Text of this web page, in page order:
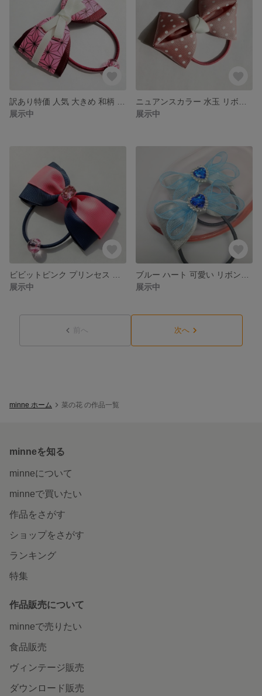
展示中
展示中
展示中
展示中
前へ 次へ
minne ホーム 菜の花 の作品一覧
minneを知る
minneについて
minneで買いたい
作品をさがす
ショップをさがす
ランキング
特集
作品販売について
minneで売りたい
食品販売
ヴィンテージ販売
ダウンロード販売